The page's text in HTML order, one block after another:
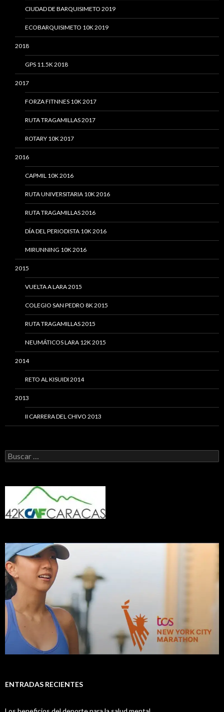
CIUDAD DE BARQUISIMETO 2019
ECOBARQUISIMETO 10K 2019
2018
GPS 11.5K 2018
2017
FORZA FITNNES 10K 2017
RUTA TRAGAMILLAS 2017
ROTARY 10K 2017
2016
CAPMIL 10K 2016
RUTA UNIVERSITARIA 10K 2016
RUTA TRAGAMILLAS 2016
DÍA DEL PERIODISTA 10K 2016
MIRUNNING 10K 2016
2015
VUELTA A LARA 2015
COLEGIO SAN PEDRO 8K 2015
RUTA TRAGAMILLAS 2015
NEUMÁTICOS LARA 12K 2015
2014
RETO AL KISUIDI 2014
2013
II CARRERA DEL CHIVO 2013
Buscar:
ENTRADAS RECIENTES